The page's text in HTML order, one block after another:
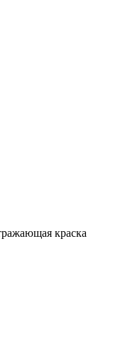
краска